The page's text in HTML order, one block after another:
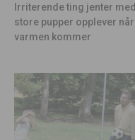
Irriterende ting jenter med
store pupper opplever når
varmen kommer